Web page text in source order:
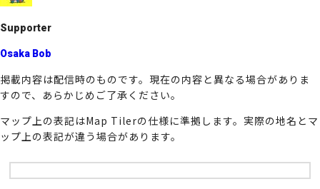
k
Supporter
Osaka Bob
掲載内容は配信時のものです。現在の内容と異なる場合がありま
すので、あらかじめご了承ください。
マップ上の表記はMap Tilerの仕様に準拠します。実際の地名とマ
ップ上の表記が違う場合があります。